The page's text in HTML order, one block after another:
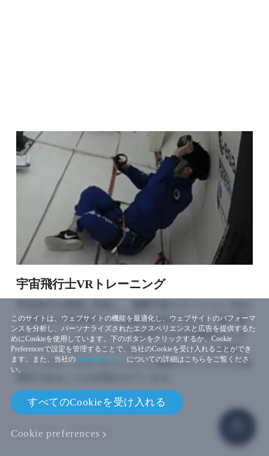
宇宙飛行士VRトレーニング
に滞在中の宇宙飛行士の健康を確保するため、微小重
力下でのシミュレーションを実行できる先駆的なスタ
ンドアロン VR デバイスである VIVE Focus 3 を使用し
たメンタル ヘルス セッションと身体トレーニングが効
このサイトは、ウェブサイトの機能を最適化し、ウェブサイトのパフォーマ
ンスを分析し、パーソナライズされたエクスペリエンスと広告を提供するた
めにCookieを使用しています。下のボタンをクリックするか、Cookie
Preferencesで設定を管理することで、当社のCookieを受け入れることができ
ます。また、当社のCookieポリシー についての詳細はこちらをご覧くださ
い。
すべてのCookieを受け入れる
Cookie preferences